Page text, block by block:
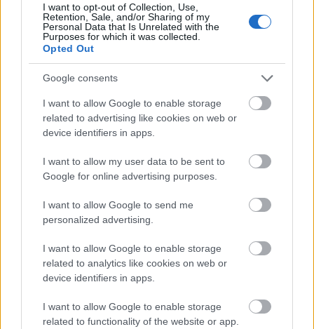
I want to opt-out of Collection, Use,
Retention, Sale, and/or Sharing of my
Personal Data that Is Unrelated with the
Purposes for which it was collected.
Opted Out
Google consents
I want to allow Google to enable storage
related to advertising like cookies on web or
device identifiers in apps.
I want to allow my user data to be sent to
Google for online advertising purposes.
I want to allow Google to send me
personalized advertising.
I want to allow Google to enable storage
related to analytics like cookies on web or
device identifiers in apps.
I want to allow Google to enable storage
related to functionality of the website or app.
település határába, ám a rendezvény
megnyitását a rendőrség megakadályozta.
A tábornyitás tervezett napján 267 roma
asszony és gyermek távozott a településről
Április 26-án késő este a Véderő tagjai
összeverekedtek helyi romákkal. Három férfit
kórházba szállítottak, illetve a rendőrség
ugyancsak három gyanúsított ellen indított
elkövetett garázdaság miatt.
A Gyöngyösi Városi Bíróság június közepén
nem jogerősen egy év hat hónap
börtönbüntetésre ítélte a Véderő egyik
vezetőjét hivatalos személy elleni erőszak
miatt. Egy roma asszonyt, aki április 24-én
Gyöngyöspatán megütött egy falubeli nőt,